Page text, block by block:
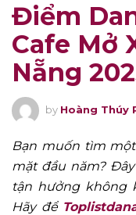
Điểm
Cafe Mở
Nẵng
by Hoàng Thúy
Bạn muốn tìm
mặt đầu năm?
tận hưởng không
Hãy để